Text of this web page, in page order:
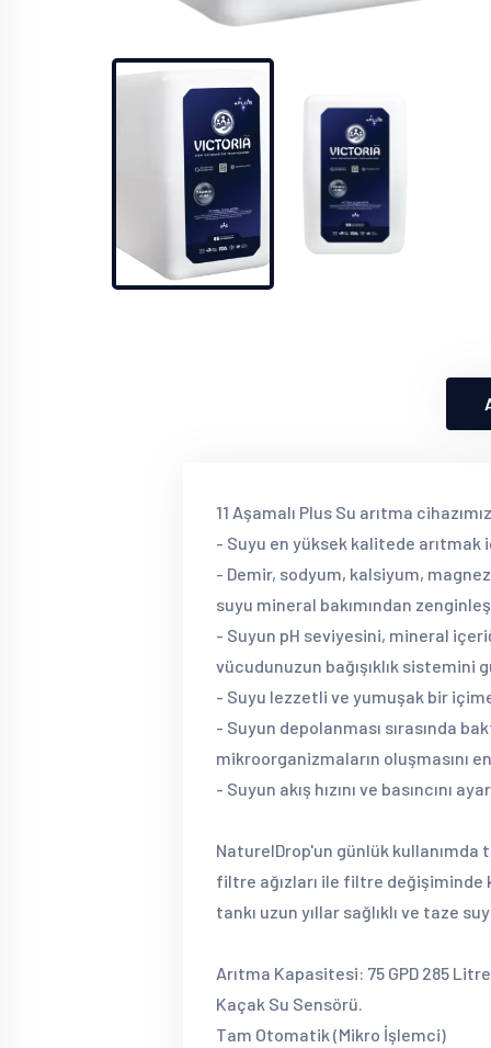
11 Aşamalı Plus Su arıtma
- Suyu en yüksek kalitede
- Demir, sodyum, kalsiyum,
suyu mineral bakımından
- Suyun pH seviyesini, mineral
vücudunuzun bağışıklık
- Suyu lezzetli ve yumuşak bir
- Suyun depolanması sırasında
mikroorganizmaların oluşmasını
- Suyun akış hızını ve basıncını
NaturelDrop'un günlük
filtre ağızları ile filtre değişiminde
tankı uzun yıllar sağlıklı ve taze
Arıtma Kapasitesi: 75 GPD 285
Kaçak Su Sensörü.
Tam Otomatik (Mikro İşlemci)